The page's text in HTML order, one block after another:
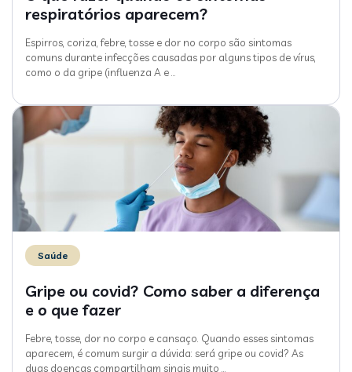
respiratórios aparecem?
Espirros, coriza, febre, tosse e dor no corpo são sintomas
comuns durante infecções causadas por alguns tipos de vírus,
como o da gripe (influenza A e
Saúde
Gripe ou covid? Como saber a diferença
e o que fazer
Febre, tosse, dor no corpo e cansaço. Quando esses sintomas
aparecem, é comum surgir a dúvida: será gripe ou covid? As
duas doenças compartilham sinais muito